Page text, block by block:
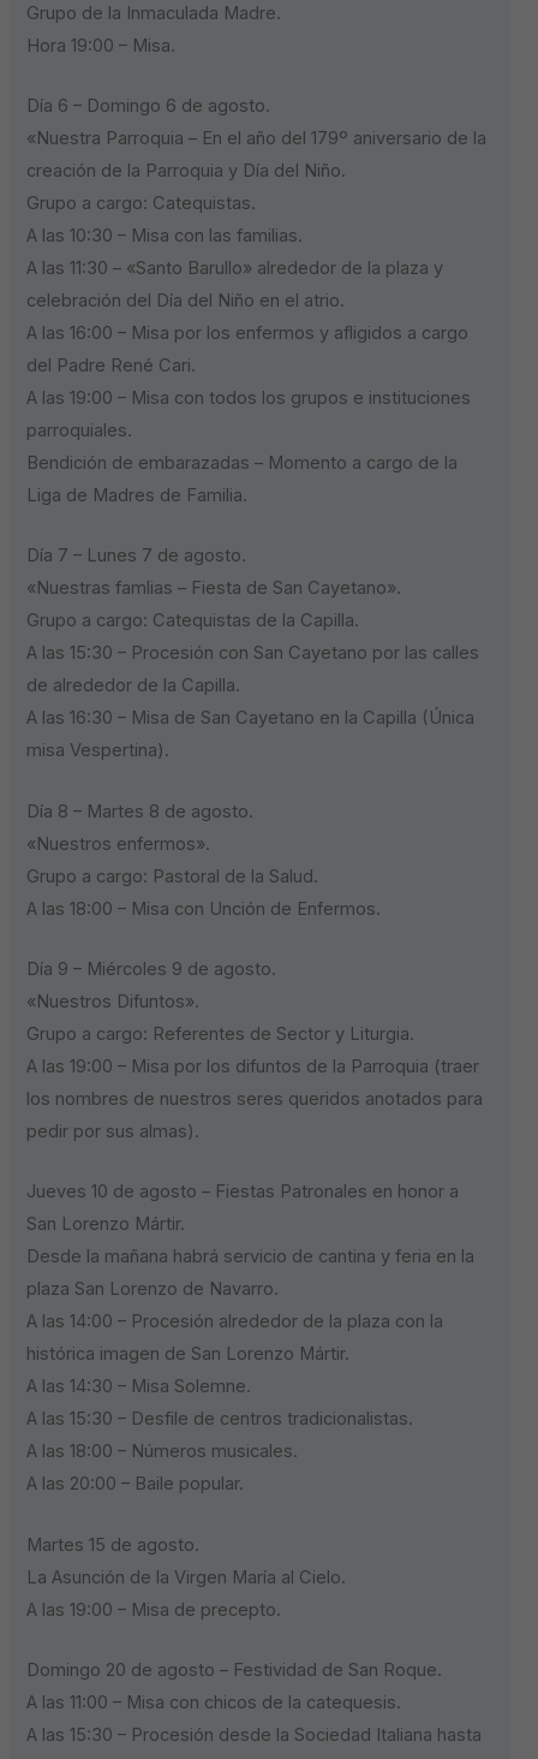
Grupo de la Inmaculada Madre.
Hora 19:00 – Misa.
Día 6 – Domingo 6 de agosto.
«Nuestra Parroquia – En el año del 179º aniversario de la
creación de la Parroquia y Día del Niño.
Grupo a cargo: Catequistas.
A las 10:30 – Misa con las familias.
A las 11:30 – «Santo Barullo» alrededor de la plaza y
celebración del Día del Niño en el atrio.
A las 16:00 – Misa por los enfermos y afligidos a cargo
del Padre René Cari.
A las 19:00 – Misa con todos los grupos e instituciones
parroquiales.
Bendición de embarazadas – Momento a cargo de la
Liga de Madres de Familia.
Día 7 – Lunes 7 de agosto.
«Nuestras famlias – Fiesta de San Cayetano».
Grupo a cargo: Catequistas de la Capilla.
A las 15:30 – Procesión con San Cayetano por las calles
de alrededor de la Capilla.
A las 16:30 – Misa de San Cayetano en la Capilla (Única
misa Vespertina).
Día 8 – Martes 8 de agosto.
«Nuestros enfermos».
Grupo a cargo: Pastoral de la Salud.
A las 18:00 – Misa con Unción de Enfermos.
Día 9 – Miércoles 9 de agosto.
«Nuestros Difuntos».
Grupo a cargo: Referentes de Sector y Liturgia.
A las 19:00 – Misa por los difuntos de la Parroquia (traer
los nombres de nuestros seres queridos anotados para
pedir por sus almas).
Jueves 10 de agosto – Fiestas Patronales en honor a
San Lorenzo Mártir.
Desde la mañana habrá servicio de cantina y feria en la
plaza San Lorenzo de Navarro.
A las 14:00 – Procesión alrededor de la plaza con la
histórica imagen de San Lorenzo Mártir.
A las 14:30 – Misa Solemne.
A las 15:30 – Desfile de centros tradicionalistas.
A las 18:00 – Números musicales.
A las 20:00 – Baile popular.
Martes 15 de agosto.
La Asunción de la Virgen María al Cielo.
A las 19:00 – Misa de precepto.
Domingo 20 de agosto – Festividad de San Roque.
A las 11:00 – Misa con chicos de la catequesis.
A las 15:30 – Procesión desde la Sociedad Italiana hasta